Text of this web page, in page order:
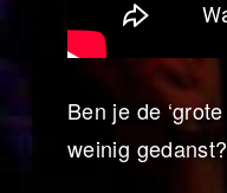
Ben je de
weinig